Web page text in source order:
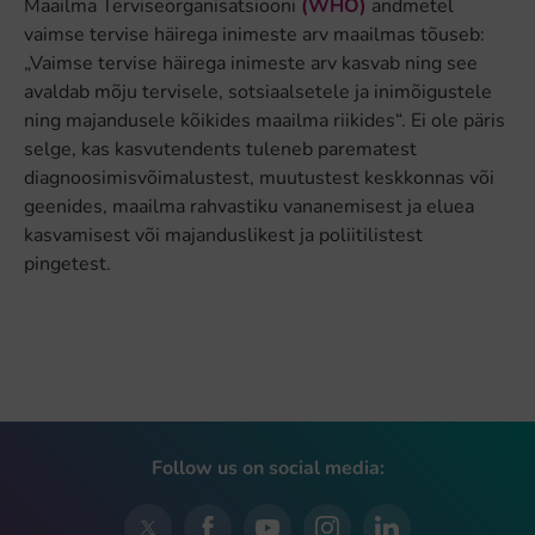
Maailma Terviseorganisatsiooni (WHO) andmetel
vaimse tervise häirega inimeste arv maailmas tõuseb:
„Vaimse tervise häirega inimeste arv kasvab ning see
avaldab mõju tervisele, sotsiaalsetele ja inimõigustele
ning majandusele kõikides maailma riikides“. Ei ole päris
selge, kas kasvutendents tuleneb parematest
diagnoosimisvõimalustest, muutustest keskkonnas või
geenides, maailma rahvastiku vananemisest ja eluea
kasvamisest või majanduslikest ja poliitilistest
pingetest.
Follow us on social media: